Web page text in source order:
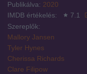
Publikálva: 2020
IMDB értékelés:
7.1
Szereplők:
Mallory Jansen
Tyler Hynes
Cherissa Richards
Clare Filipow